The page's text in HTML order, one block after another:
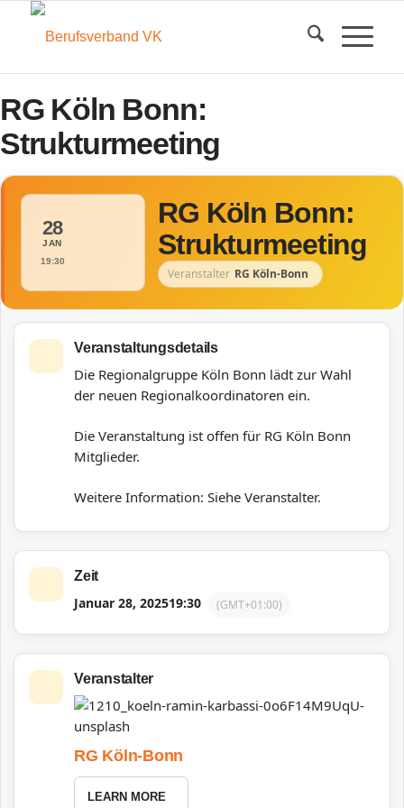
RG Köln Bonn:
Strukturmeeting
28
JAN
19:30
RG Köln Bonn:
Strukturmeeting
Veranstalter RG Köln-Bonn
Veranstaltungsdetails
Die Regionalgruppe Köln Bonn lädt zur Wahl
der neuen Regionalkoordinatoren ein.
Die Veranstaltung ist offen für RG Köln Bonn
Mitglieder.
Weitere Information: Siehe Veranstalter.
Zeit
Januar 28, 202519:30 (GMT+01:00)
Veranstalter
RG Köln-Bonn
LEARN MORE